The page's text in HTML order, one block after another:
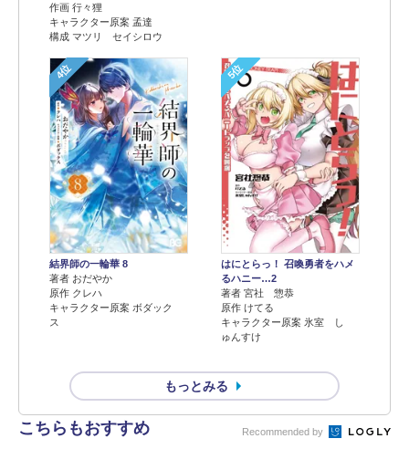
作画 行々狸
キャラクター原案 孟達
構成 マツリ セイシロウ
4位
結界師の一輪華 8
著者 おだやか
原作 クレハ
キャラクター原案 ボダック
ス
5位
はにとらっ！ 召喚勇者をハメ
るハニー…2
著者 宮社 惣恭
原作 けてる
キャラクター原案 氷室 し
ゅんすけ
もっとみる
こちらもおすすめ Recommended by